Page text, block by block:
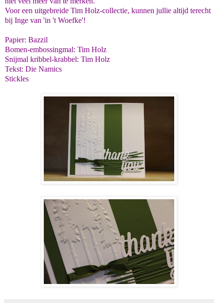
Voor een uitgebreide Tim Holz-collectie, kunnen jullie altijd terecht
bij Inge van 'in 't Woefke'!
Papier: Bazzil
Bomen-embossingmal: Tim Holz
Snijmal kribbel-krabbel: Tim Holz
Tekst: Die Namics
Stickles